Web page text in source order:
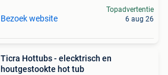
Bezoek website
Topadvertentie
6 aug 26
Ticra Hottubs - elecktrisch en
houtgestookte hot tub